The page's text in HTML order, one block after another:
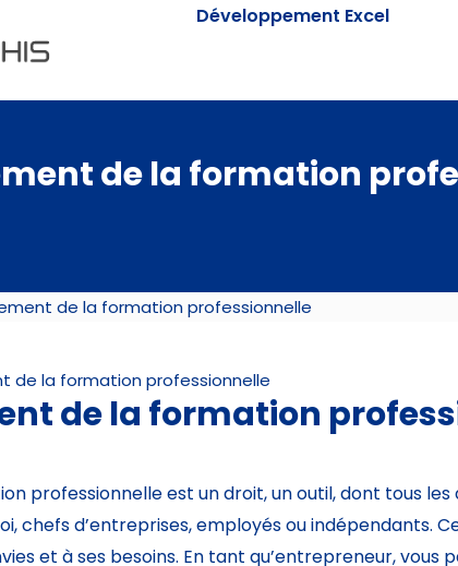
Développement Excel
de la formation
de la formation professionnelle
de la formation professionnelle
de la formation
professionnelle est un droit, un outil, dont tous
chefs d’entreprises, employés ou indépendants.
et à ses besoins. En tant qu’entrepreneur,